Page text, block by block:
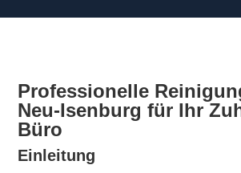
Professionelle
Neu-Isenburg für Ihr
Büro
Einleitung